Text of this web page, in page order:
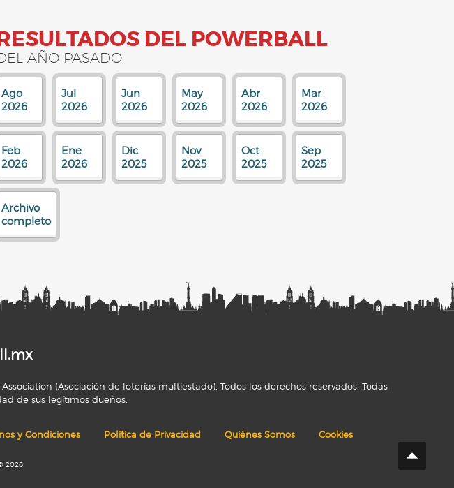
DEL POWERBALL
AÑO PASADO
Ago
2026
Jul
2026
Jun
2026
May
2026
Abr
2026
Mar
2026
Feb
2026
Ene
2026
Dic
2025
Nov
2025
Oct
2025
Sep
2025
Archivo
completo
(Asociación de loterías multiestado). Todos los derechos reservados. Todas
de sus legítimos dueños.
y Condiciones Política de Privacidad Quiénes Somos Cookies
2026